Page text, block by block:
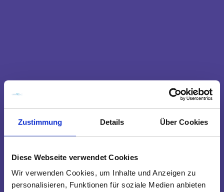
Zustimmung Details Über Cookies
Diese Webseite verwendet Cookies
Wir verwenden Cookies, um Inhalte und Anzeigen zu
personalisieren, Funktionen für soziale Medien anbieten